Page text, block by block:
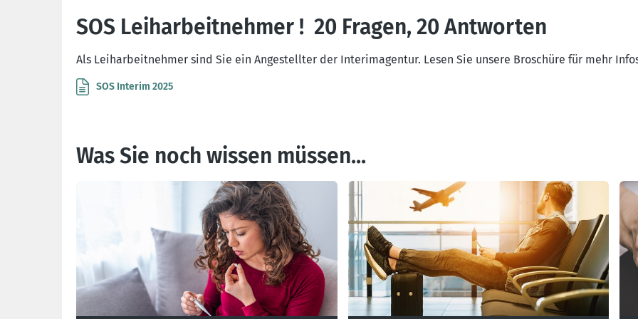
SOS Leiharbeitnehmer ! 20 Fragen, 20 Antworten
Als Leiharbeitnehmer sind Sie ein Angestellter der Interimagentur. Lesen Sie unsere Broschüre für mehr
SOS Interim 2025
Was Sie noch wissen müssen...